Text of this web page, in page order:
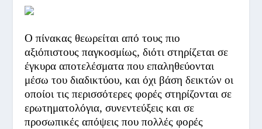
Ο πίνακας θεωρείται από τους πιο
αξιόπιστους παγκοσμίως, διότι στηρίζεται σε
έγκυρα αποτελέσματα που επαληθεύονται
μέσω του διαδικτύου, και όχι βάση δεικτών οι
οποίοι τις περισσότερες φορές στηρίζονται σε
ερωτηματολόγια, συνεντεύξεις και σε
προσωπικές απόψεις που πολλές φορές